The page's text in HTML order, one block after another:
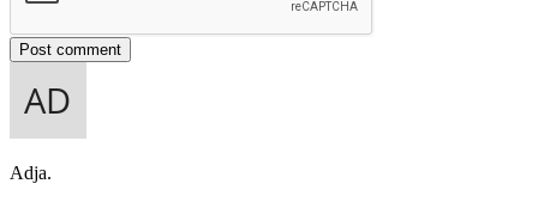
Post comment
Adja.